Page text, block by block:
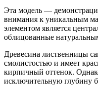
Эта модель —
внимания к уникальным
элементом является
облицованные
Древесина лиственницы
смолистостью и имеет
кирпичный оттенок.
исключительную глубину